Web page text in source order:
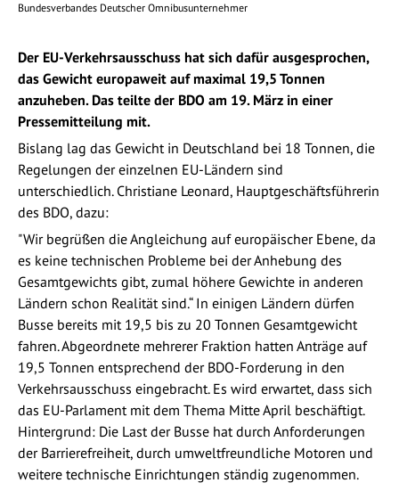
Bundesverbandes Deutscher Omnibusunternehmer
Der EU-Verkehrsausschuss hat sich dafür ausgesprochen,
das Gewicht europaweit auf maximal 19,5 Tonnen
anzuheben. Das teilte der BDO am 19. März in einer
Pressemitteilung mit.
Bislang lag das Gewicht in Deutschland bei 18 Tonnen, die
Regelungen der einzelnen EU-Ländern sind
unterschiedlich. Christiane Leonard, Hauptgeschäftsführerin
des BDO, dazu:
"Wir begrüßen die Angleichung auf europäischer Ebene, da
es keine technischen Probleme bei der Anhebung des
Gesamtgewichts gibt, zumal höhere Gewichte in anderen
Ländern schon Realität sind.“ In einigen Ländern dürfen
Busse bereits mit 19,5 bis zu 20 Tonnen Gesamtgewicht
fahren. Abgeordnete mehrerer Fraktion hatten Anträge auf
19,5 Tonnen entsprechend der BDO-Forderung in den
Verkehrsausschuss eingebracht. Es wird erwartet, dass sich
das EU-Parlament mit dem Thema Mitte April beschäftigt.
Hintergrund: Die Last der Busse hat durch Anforderungen
der Barrierefreiheit, durch umweltfreundliche Motoren und
weitere technische Einrichtungen ständig zugenommen.